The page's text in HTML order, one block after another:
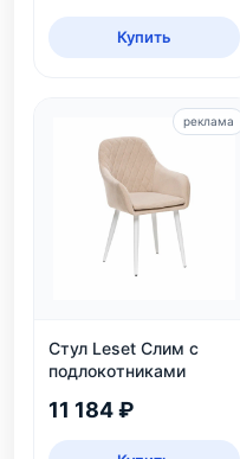
Купить
Стул Leset Слим с
подлокотниками
11 184 ₽
реклама